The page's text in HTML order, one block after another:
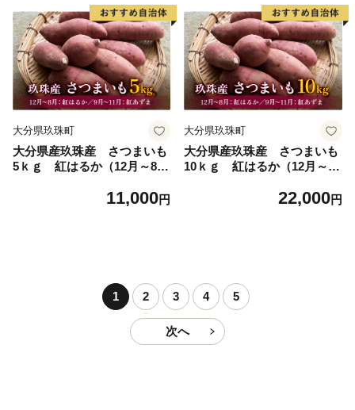
盛り合わせ つみれ 大分 玖珠
郡 居酒屋 元力士 家鍋 食材
厳選 大横綱 冷蔵保管 冷蔵便
ちゃんこ 鍋セット簡単 手軽
調理
盛り合わせ つみれ 大分 玖珠
郡 居酒屋 元力士 家鍋 食材
厳選 大横綱 冷蔵保管 冷蔵便
ちゃんこ 鍋セット簡単 手軽
調理
大分県玖珠町
大分県産玖珠産 さつまいも
5ｋｇ 紅はるか（12月～8
11,000円
大分県玖珠町
大分県産玖珠産 さつまいも
10ｋｇ 紅はるか（12月～8
22,000円
1 2 3 4 5
次へ